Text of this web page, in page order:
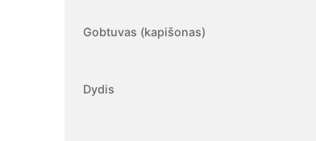
Gobtuvas (kapišonas)
Dydis